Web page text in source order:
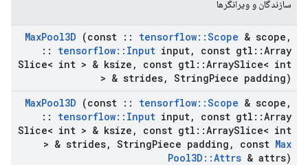
سازندگان و ویرانگرها
MaxPool3D (const :: tensorflow::Scope & scope ,
::
tensorflow:: Input input, const gtl ::Array
Slice< int > & ksize , const gtl ::ArraySlice< int
> & strides, StringPiece padding)
MaxPool3D (const :: tensorflow::Scope & scope ,
::
tensorflow:: Input input, const gtl ::Array
Slice< int > & ksize , const gtl ::ArraySlice< int
> & strides, StringPiece padding , const Max
Pool3D ::Attrs & attrs)